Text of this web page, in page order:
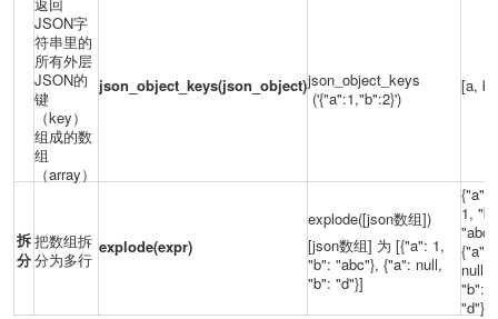
JSON字
符串里的
所有外层
JSON的
键
（key）
组成的数
组
（array）
json_object_keys(json_object)json_object_keys
('{"a":1,"b":2}')
[a, b]
拆
分
把数组拆
分为多行
explode(expr)
explode([json数组])
[json数组] 为 [{"a": 1,
"b": "abc"}, {"a": null,
"b": "d"}]
{"a":
1,
{"a":
null,
"b":
"d"}